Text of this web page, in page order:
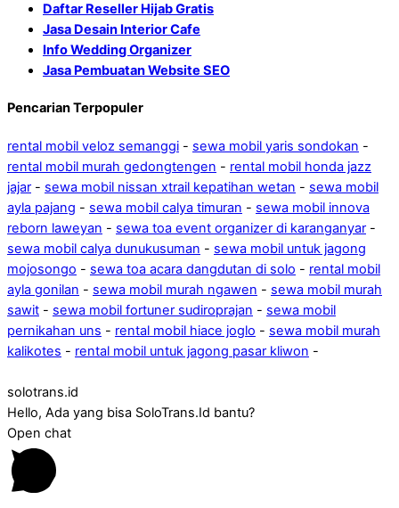
Daftar Reseller Hijab Gratis
Jasa Desain Interior Cafe
Info Wedding Organizer
Jasa Pembuatan Website SEO
Pencarian Terpopuler
rental mobil veloz semanggi - sewa mobil yaris sondokan -
rental mobil murah gedongtengen - rental mobil honda jazz
jajar - sewa mobil nissan xtrail kepatihan wetan - sewa mobil
ayla pajang - sewa mobil calya timuran - sewa mobil innova
reborn laweyan - sewa toa event organizer di karanganyar -
sewa mobil calya dunukusuman - sewa mobil untuk jagong
mojosongo - sewa toa acara dangdutan di solo - rental mobil
ayla gonilan - sewa mobil murah ngawen - sewa mobil murah
sawit - sewa mobil fortuner sudiroprajan - sewa mobil
pernikahan uns - rental mobil hiace joglo - sewa mobil murah
kalikotes - rental mobil untuk jagong pasar kliwon -
solotrans.id
Hello, Ada yang bisa SoloTrans.Id bantu?
Open chat